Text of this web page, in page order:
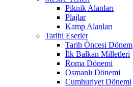
Piknik Alanları
Plajlar
Kamp Alanları
Tarihi Eserler
Tarih Öncesi Dönem
İlk Balkan Milletleri
Roma Dönemi
Osmanlı Dönemi
Cumhuriyet Dönemi